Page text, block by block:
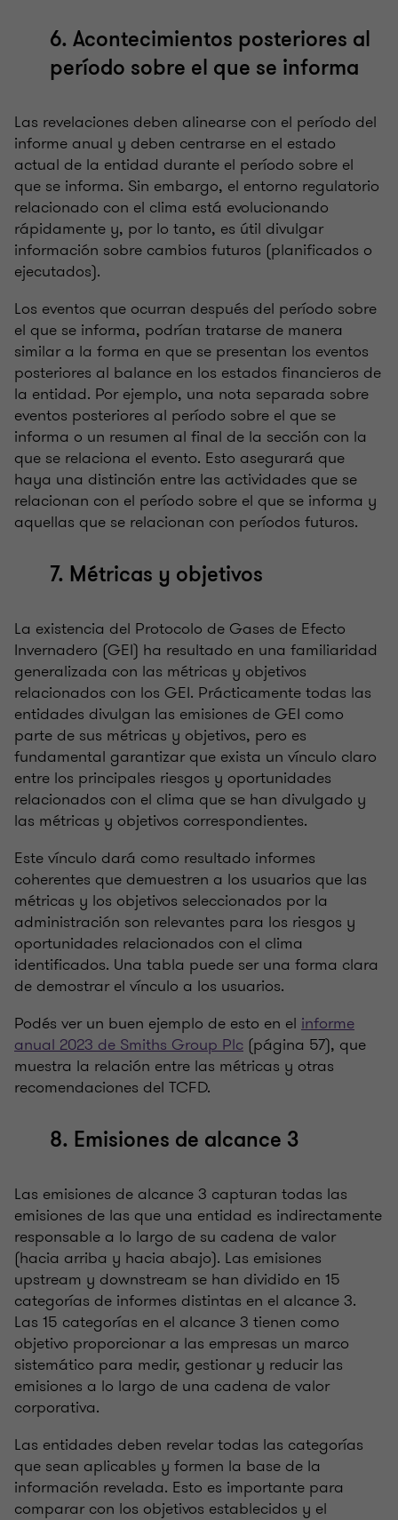
6. Acontecimientos posteriores al
período sobre el que se informa
Las revelaciones deben alinearse con el período del
informe anual y deben centrarse en el estado
actual de la entidad durante el período sobre el
que se informa. Sin embargo, el entorno regulatorio
relacionado con el clima está evolucionando
rápidamente y, por lo tanto, es útil divulgar
información sobre cambios futuros (planificados o
ejecutados).
Los eventos que ocurran después del período sobre
el que se informa, podrían tratarse de manera
similar a la forma en que se presentan los eventos
posteriores al balance en los estados financieros de
la entidad. Por ejemplo, una nota separada sobre
eventos posteriores al período sobre el que se
informa o un resumen al final de la sección con la
que se relaciona el evento. Esto asegurará que
haya una distinción entre las actividades que se
relacionan con el período sobre el que se informa y
aquellas que se relacionan con períodos futuros.
7. Métricas y objetivos
La existencia del Protocolo de Gases de Efecto
Invernadero (GEI) ha resultado en una familiaridad
generalizada con las métricas y objetivos
relacionados con los GEI. Prácticamente todas las
entidades divulgan las emisiones de GEI como
parte de sus métricas y objetivos, pero es
fundamental garantizar que exista un vínculo claro
entre los principales riesgos y oportunidades
relacionados con el clima que se han divulgado y
las métricas y objetivos correspondientes.
Este vínculo dará como resultado informes
coherentes que demuestren a los usuarios que las
métricas y los objetivos seleccionados por la
administración son relevantes para los riesgos y
oportunidades relacionados con el clima
identificados. Una tabla puede ser una forma clara
de demostrar el vínculo a los usuarios.
Podés ver un buen ejemplo de esto en el informe
anual 2023 de Smiths Group Plc (página 57), que
muestra la relación entre las métricas y otras
recomendaciones del TCFD.
8. Emisiones de alcance 3
Las emisiones de alcance 3 capturan todas las
emisiones de las que una entidad es indirectamente
responsable a lo largo de su cadena de valor
(hacia arriba y hacia abajo). Las emisiones
upstream y downstream se han dividido en 15
categorías de informes distintas en el alcance 3.
Las 15 categorías en el alcance 3 tienen como
objetivo proporcionar a las empresas un marco
sistemático para medir, gestionar y reducir las
emisiones a lo largo de una cadena de valor
corporativa.
Las entidades deben revelar todas las categorías
que sean aplicables y formen la base de la
información revelada. Esto es importante para
comparar con los objetivos establecidos y el